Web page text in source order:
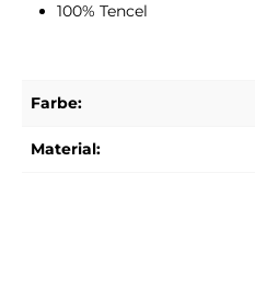
100% Tencel
Farbe:
Material: